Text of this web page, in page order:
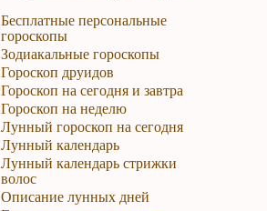
Бесплатные персональные
гороскопы
Зодиакальные гороскопы
Гороскоп друидов
Гороскоп на сегодня и завтра
Гороскоп на неделю
Лунный гороскоп на сегодня
Лунный календарь
Лунный календарь стрижки
волос
Описание лунных дней